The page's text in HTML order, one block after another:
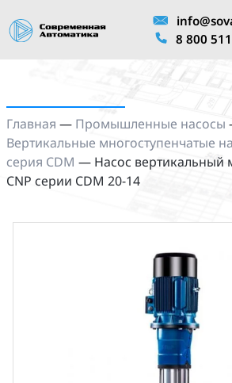
8 800
Главная — Промышленные насосы
Вертикальные многоступенчатые
серия CDM — Насос вертикальный
CNP серии CDM 20-14